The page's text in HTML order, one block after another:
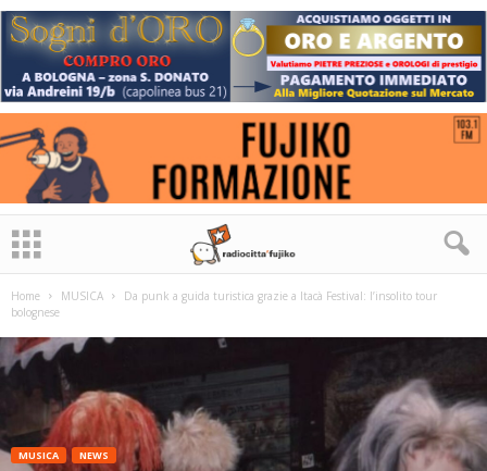
Home MUSICA
Da punk a guida turistica grazie a Itacà Festival: l’insolito tour
bolognese
MUSICA NEWS